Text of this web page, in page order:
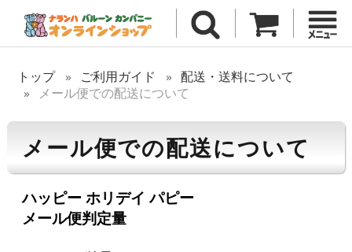
トップ ご利用ガイド
配送・送料について
メール便での配送について
メール便での配送について
ハッピー ホリデイ パピー
メール便判定量